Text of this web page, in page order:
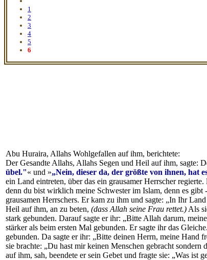
1
2
3
4
5
6
Abu Huraira, Allahs Wohlgefallen auf ihm, berichtete:
Der Gesandte Allahs, Allahs Segen und Heil auf ihm, sagte:
übel."« und »„Nein, dieser da, der größte von ihnen, hat
ein Land eintreten, über das ein grausamer Herrscher
denn du bist wirklich meine Schwester im Islam, denn es
grausamen Herrschers. Er kam zu ihm und sagte: „In Ihr
Heil auf ihm, an zu beten, (dass Allah seine Frau rettet.) Als
stark gebunden. Darauf sagte er ihr: „Bitte Allah darum,
stärker als beim ersten Mal gebunden. Er sagte ihr das
gebunden. Da sagte er ihr: „Bitte deinen Herrn, meine Hand
sie brachte: „Du hast mir keinen Menschen gebracht
auf ihm, sah, beendete er sein Gebet und fragte sie: „Was